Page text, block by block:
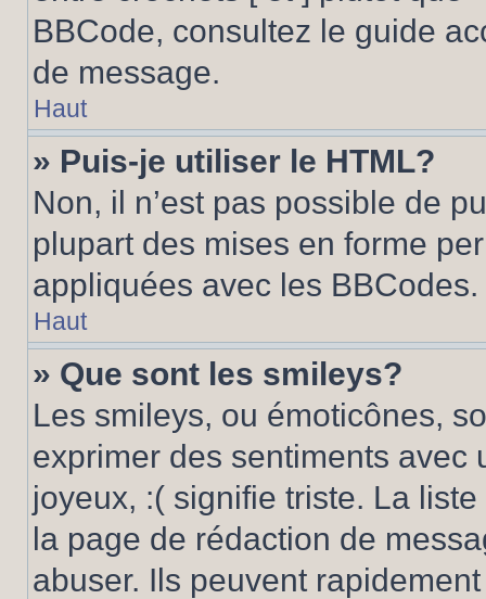
BBCode, consultez le guide
de message.
Haut
» Puis-je utiliser le HTML?
Non, il n’est pas possible de
plupart des mises en forme
appliquées avec les BBCodes.
Haut
» Que sont les smileys?
Les smileys, ou émoticônes,
exprimer des sentiments avec
joyeux, :( signifie triste. La
la page de rédaction de
abuser. Ils peuvent